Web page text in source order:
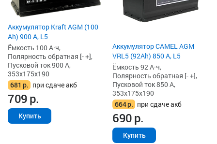
Аккумулятор Kraft AGM (100
Ah) 900 А, L5
Ёмкость 100 А·ч,
Полярность обратная [- +],
Пусковой ток 900 А,
353x175x190
681 р. при сдаче акб
709р.
Купить
Аккумулятор CAMEL AGM
VRL5 (92Ah) 850 А, L5
Ёмкость 92 А·ч,
Полярность обратная [- +],
Пусковой ток 850 А,
353x175x190
664р. при сдаче акб
690р.
Купить